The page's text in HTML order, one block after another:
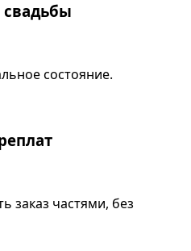
состояние.
заказ частями, без